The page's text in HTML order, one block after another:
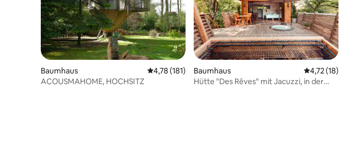
Baumhaus Durchschnittliche Bewertung: 4,78 von 5, 181
4,78 (181)
ACOUSMAHOME, HOCHSITZ
Baumhaus
4,72 (18)
Hütte "Des Rêves" mit Jacuzzi, in der